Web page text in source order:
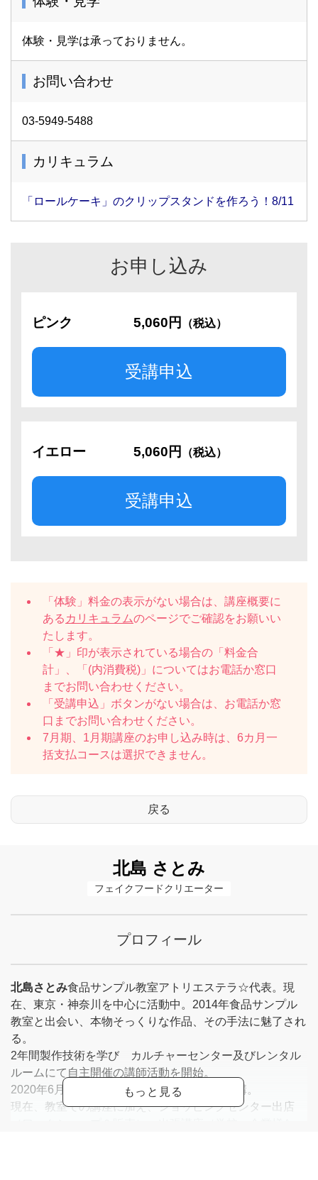
体験・見学は承っておりません。
お問い合わせ
03-5949-5488
カリキュラム
「ロールケーキ」のクリップスタンドを作ろう！8/11
お申し込み
ピンク 5,060円 （税込）
受講申込
イエロー 5,060円 （税込）
受講申込
「体験」料金の表示がない場合は、講座概要に
ある カリキュラムのページでご確認をお願いい
たします。
「★」印が表示されている場合の「料金合
計」、「(内消費税)」についてはお電話か窓口
までお問い合わせください。
「受講申込」ボタンがない場合は、お電話か窓
口までお問い合わせください。
7月期、1月期講座のお申し込み時は、6カ月一
括支払コースは選択できません。
北島 さとみ
フェイクフードクリエーター
プロフィール
北島さとみ食品サンプル教室アトリエステラ☆代表。現
在、東京・神奈川を中心に活動中。2014年食品サンプル
教室と出会い、本物そっくりな作品、その手法に魅了され
る。
2年間製作技術を学び カルチャーセンター及びレンタル
ルームにて自主開催の講師活動を開始。
2020年6月相模原市にて食品サンプル教室開講。
現在、教室での講座に加え、ショッピングセンター出店